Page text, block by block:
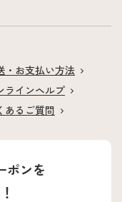
・お支払い方法
ラインヘルプ
あるご質問
ポンを